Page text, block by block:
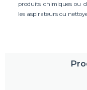
produits chimiques ou
les aspirateurs ou